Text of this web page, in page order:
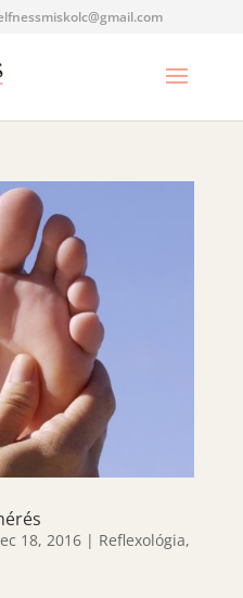
18, 2016| Reflexológia,